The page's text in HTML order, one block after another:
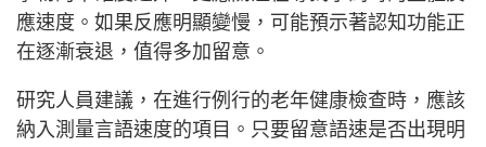
應速度。如果反應明顯變慢，可能預示著認知功能正
在逐漸衰退，值得多加留意。
研究人員建議，在進行例行的老年健康檢查時，應該
納入測量言語速度的項目。只要留意語速是否出現明